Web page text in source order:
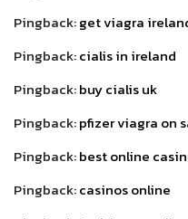
Pingback:get viagra
Pingback:cialis in ireland
Pingback:buy cialis uk
Pingback:pfizer viagra on
Pingback:best online
Pingback:casinos online